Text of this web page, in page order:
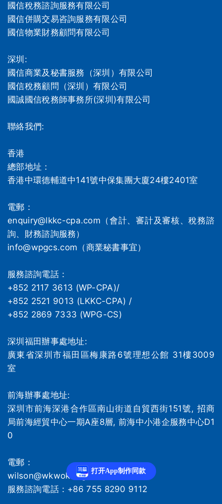
國信稅務諮詢服務有限公司
國信併購交易咨詢服務有限公司
國信物業財務顧問有限公司
深圳:
國信商業及秘書服務（深圳）有限公司
國信稅務顧問（深圳）有限公司
國誠國信稅務師事務所(深圳)有限公司
聯絡我們:
香港
總部地址：
香港中環德輔道中141號中保集團大廈24樓2401室
電郵：
enquiry@lkkc-cpa.com（會計、審計及審核、稅務諮
詢、財務諮詢服務）
info@wpgcs.com（商業秘書事宜）
服務諮詢電話：
+852 2117 3613 (WP-CPA)/
+852 2521 9013 (LKKC-CPA) /
+852 2869 7333 (WPG-CS)
深圳福田辦事處地址:
廣東省深圳市福田區梅康路6號理想公館 31樓3009
室
前海辦事處地址:
深圳市前海深港合作區南山街道自貿西街151號, 招商
局前海經貿中心一期A座8層, 前海中小港企服務中心D1
0
電郵：
wilson@wkwok.org
服務諮詢電話：+86 755 8290 9112
打开App制作同款